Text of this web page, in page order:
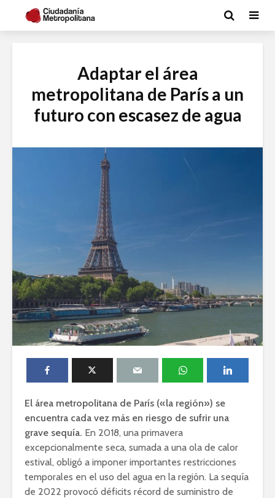
Adaptar el área
metropolitana de París a un
futuro con escasez de agua
El área metropolitana de París («la región») se
encuentra cada vez más en riesgo de sufrir una
grave sequía. En 2018, una primavera
excepcionalmente seca, sumada a una ola de calor
estival, obligó a imponer importantes restricciones
temporales en el uso del agua en la región. La sequía
de 2022 provocó déficits récord de suministro de